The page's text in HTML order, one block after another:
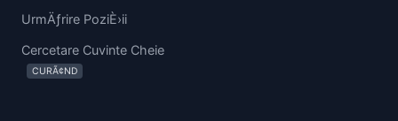
UrmÄƒrire PoziÈ›ii
Cercetare Cuvinte Cheie
CURÃ¢ND